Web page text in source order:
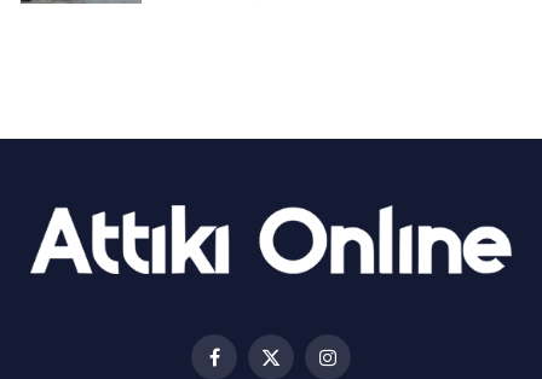
Βριλήσσια: Αυτοκίνητο έσπασε
τζαμαρία και μπήκε μέσα σε μαγαζί
Facebook
X
Instagram